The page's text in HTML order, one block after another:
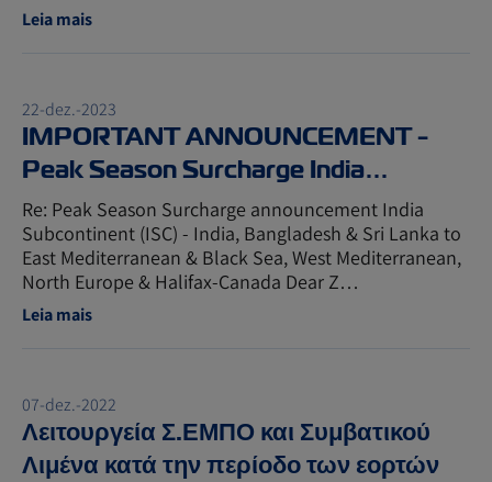
Leia mais
22-dez.-2023
IMPORTANT ANNOUNCEMENT -
Peak Season Surcharge India
Subcontinent (ISC)
Re: Peak Season Surcharge announcement India
Subcontinent (ISC) - India, Bangladesh & Sri Lanka to
East Mediterranean & Black Sea, West Mediterranean,
North Europe & Halifax-Canada Dear Z…
Leia mais
07-dez.-2022
Λειτουργεία Σ.ΕΜΠΟ και Συμβατικού
Λιμένα κατά την περίοδο των εορτών